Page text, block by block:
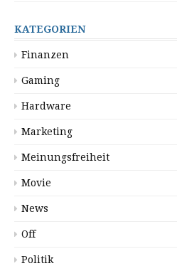
KATEGORIEN
Finanzen
Gaming
Hardware
Marketing
Meinungsfreiheit
Movie
News
Off
Politik